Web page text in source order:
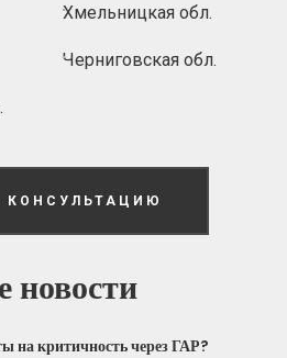
Хмельницкая обл.
Черниговская обл.
КОНСУЛЬТАЦИЮ
новости
на критичность через ГАР?